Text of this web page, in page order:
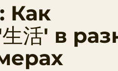
Как
活' в